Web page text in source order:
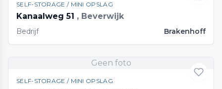
SELF-STORAGE / MINI OPSLAG
Kanaalweg 51 , Beverwijk
Bedrijf Brakenhoff
Geen foto
SELF-STORAGE / MINI OPSLAG